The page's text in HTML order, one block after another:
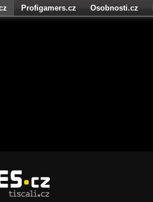
Profigamers.cz Osobnosti.cz